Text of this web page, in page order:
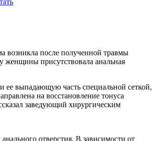
возникла после полученной травмы
женщины присутствовала анальная
выпадающую часть специальной сеткой,
на восстановление тонуса
заведующий хирургическим
отверстия. В зависимости от